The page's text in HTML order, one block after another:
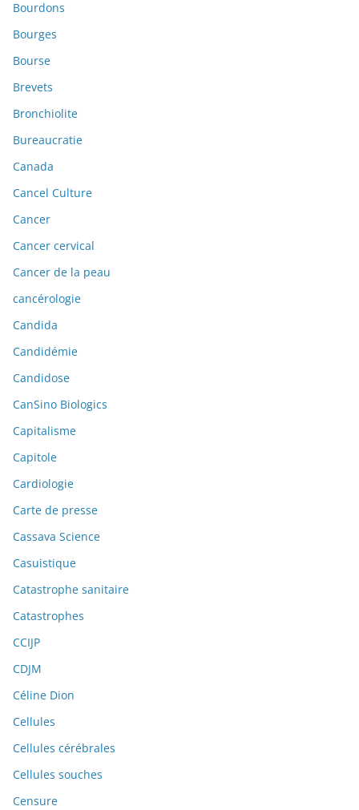
Bourdons
Bourges
Bourse
Brevets
Bronchiolite
Bureaucratie
Canada
Cancel Culture
Cancer
Cancer cervical
Cancer de la peau
cancérologie
Candida
Candidémie
Candidose
CanSino Biologics
Capitalisme
Capitole
Cardiologie
Carte de presse
Cassava Science
Casuistique
Catastrophe sanitaire
Catastrophes
CCIJP
CDJM
Céline Dion
Cellules
Cellules cérébrales
Cellules souches
Censure